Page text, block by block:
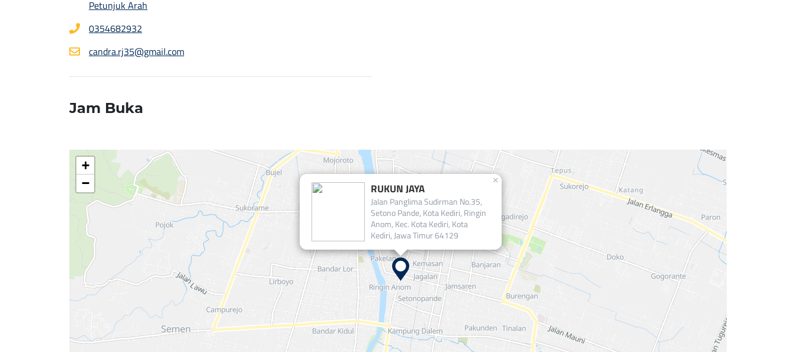
Petunjuk Arah
0354682932
candra.rj35@gmail.com
Jam Buka
RUKUN JAYA
Jalan Panglima Sudirman No.35,
Setono Pande, Kota Kediri, Ringin
Anom, Kec. Kota Kediri, Kota
Kediri, Jawa Timur 64129
×
+
−